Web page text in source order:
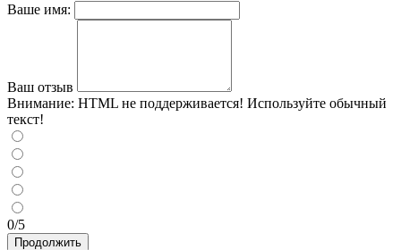
Ваше имя:
Ваш отзыв
Внимание: HTML не поддерживается! Используйте обычный
текст!
0/5
Продолжить